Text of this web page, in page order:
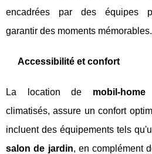
encadrées par des équipes
garantir des moments mémorables.
Accessibilité et confort
La location de mobil-home
climatisés, assure un confort
incluent des équipements tels
salon de jardin, en complément